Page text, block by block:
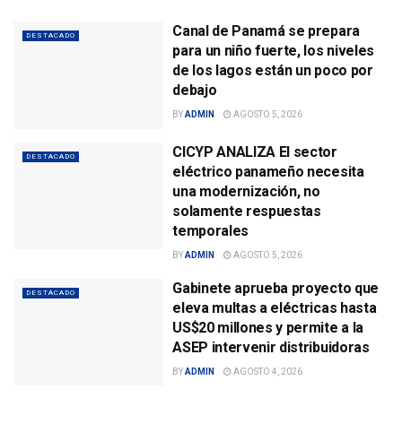
DESTACADO
Canal de Panamá se prepara
para un niño fuerte, los niveles
de los lagos están un poco por
debajo
BYADMIN AGOSTO 5, 2026
DESTACADO
CICYP ANALIZA El sector
eléctrico panameño necesita
una modernización, no
solamente respuestas
temporales
BYADMIN AGOSTO 5, 2026
DESTACADO
Gabinete aprueba proyecto que
eleva multas a eléctricas hasta
US$20 millones y permite a la
ASEP intervenir distribuidoras
BYADMIN AGOSTO 4, 2026